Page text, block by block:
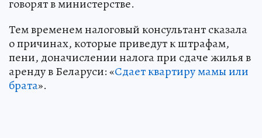
говорят в министерстве.
Тем временем налоговый консультант сказала
о причинах, которые приведут к штрафам,
пени, доначислении налога при сдаче жилья в
аренду в Беларуси: «Сдает квартиру мамы или
брата».